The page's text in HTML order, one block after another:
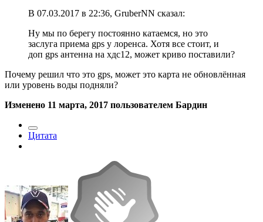
В ‎07‎.‎03‎.‎2017 в 22:36, GruberNN сказал:
Ну мы по берегу постоянно катаемся, но это
заслуга приема gps у лоренса. Хотя все стоит, и
доп gps антенна на хдс12, может криво поставили?
Почему решил что это gps, может это карта не обновлённая
или уровень воды подняли?
Изменено 11 марта, 2017 пользователем Бардин
Цитата